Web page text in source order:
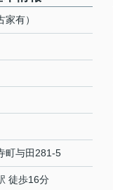
有）
町与田 281-5
徒歩16分